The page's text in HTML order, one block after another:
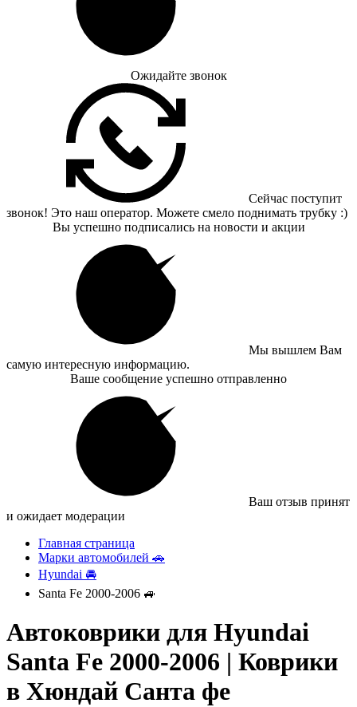
Ожидайте звонок
Сейчас поступит
звонок! Это наш оператор. Можете смело поднимать трубку :)
Вы успешно подписались на новости и акции
Мы вышлем Вам
самую интересную информацию.
Ваше сообщение успешно отправленно
Ваш отзыв принят
и ожидает модерации
Главная страница
Марки автомобилей 🚗
Hyundai 🚘
Santa Fe 2000-2006 🚙
Автоковрики для Hyundai
Santa Fe 2000-2006 | Коврики
в Хюндай Санта фе